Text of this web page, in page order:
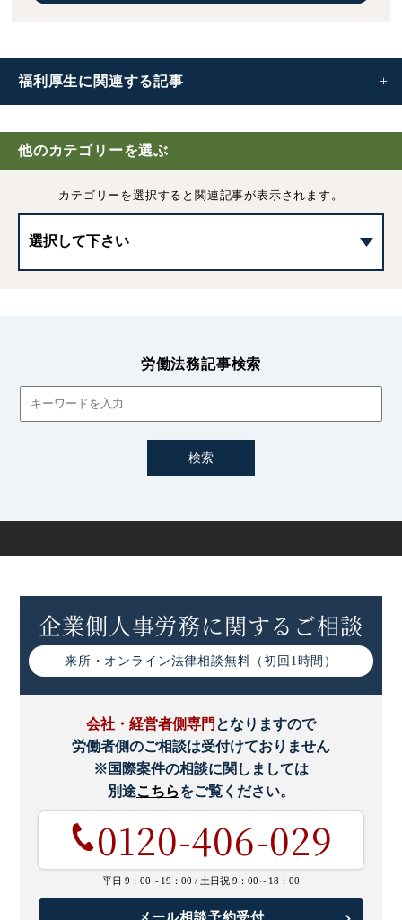
福利厚生に 関連する記事
福利厚生とは｜種類やメリット、注意点などをわかりやす
く解説
福利厚生の導入｜メリットやデメリット、導入方法などを
解説
かりやすく解説
企業型確定拠出年金制度(企業型DC)とは｜導入手順などわ
他のカテゴリーを選ぶ
カテゴリーを選択すると関連記事が表示されます。
労働法務記事検索
企業側人事労務に関するご相談
来所・オンライン法律相談無料（初回1時間）
会社・経営者側専門 となりますので
労働者側のご相談は受付けておりません
※国際案件の相談に関しましては
別途こちらをご覧ください。
0120-406-029
平日 9：00～19：00 / 土日祝 9：00～18：00